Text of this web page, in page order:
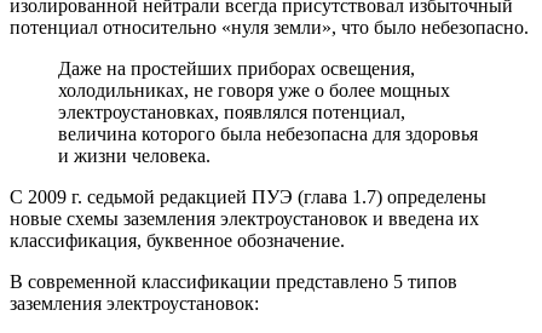
изолированной нейтрали всегда присутствовал избыточный
потенциал относительно «нуля земли», что было небезопасно.
Даже на простейших приборах освещения,
холодильниках, не говоря уже о более мощных
электроустановках, появлялся потенциал,
величина которого была небезопасна для здоровья
и жизни человека.
С 2009 г. седьмой редакцией ПУЭ (глава 1.7) определены
новые схемы заземления электроустановок и введена их
классификация, буквенное обозначение.
В современной классификации представлено 5 типов
заземления электроустановок: